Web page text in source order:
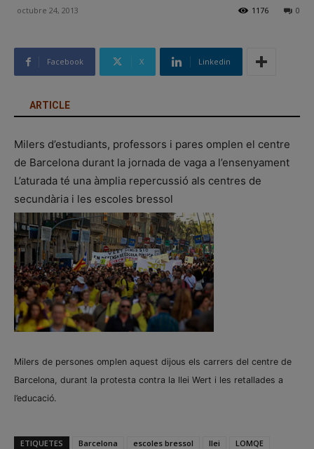
octubre 24, 2013 0
1176
Facebook X Linkedin
ARTICLE
Milers d’estudiants, professors i pares omplen el centre
de Barcelona durant la jornada de vaga a l’ensenyament
L’aturada té una àmplia repercussió als centres de
secundària i les escoles bressol
Milers de persones omplen aquest dijous els carrers del centre de
Barcelona, durant la protesta contra la llei Wert i les retallades a
l’educació.
ETIQUETES Barcelona escoles bressol llei
LOMQE